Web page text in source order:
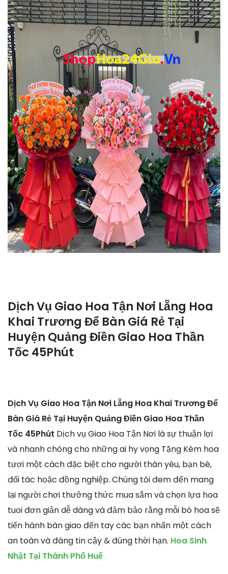
Dịch Vụ Giao Hoa Tận Nơi Lẵng Hoa
Khai Trương Để Bàn Giá Rẻ Tại
Huyện Quảng Điền Giao Hoa Thần
Tốc 45Phút
Dịch Vụ Giao Hoa Tận Nơi Lẵng Hoa Khai Trương Để
Bàn Giá Rẻ Tại Huyện Quảng Điền Giao Hoa Thần
Tốc 45Phút Dịch vụ Giao Hoa Tận Nơi là sự thuận lợi
và nhanh chóng cho những ai hy vọng Tặng Kèm hoa
tươi một cách đặc biệt cho người thân yêu, bạn bè,
đối tác hoặc đồng nghiệp. Chúng tôi đem đến mang
lại người chơi thưởng thức mua sắm và chọn lựa hoa
tuoi đơn giản dễ dàng và đảm bảo rằng mỗi bó hoa sẽ
tiến hành bàn giao đến tay các bạn nhấn một cách
an toàn và đáng tin cậy & đúng thời hạn. Hoa Sinh
Nhật Tại Thành Phố Huế